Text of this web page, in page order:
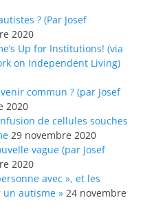
? (Par Josef
2020
Up for Institutions! (via
on Independent Living)
commun ? (par Josef
2020
de cellules souches
29 novembre 2020
vague (par Josef
2020
avec », et les
autisme » 24 novembre